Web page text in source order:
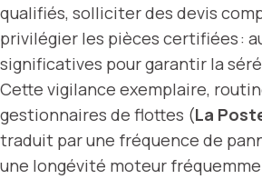
qualifiés, solliciter des devis
privilégier les pièces certifiées :
significatives pour garantir la
Cette vigilance exemplaire,
gestionnaires de flottes (La
traduit par une fréquence de
une longévité moteur